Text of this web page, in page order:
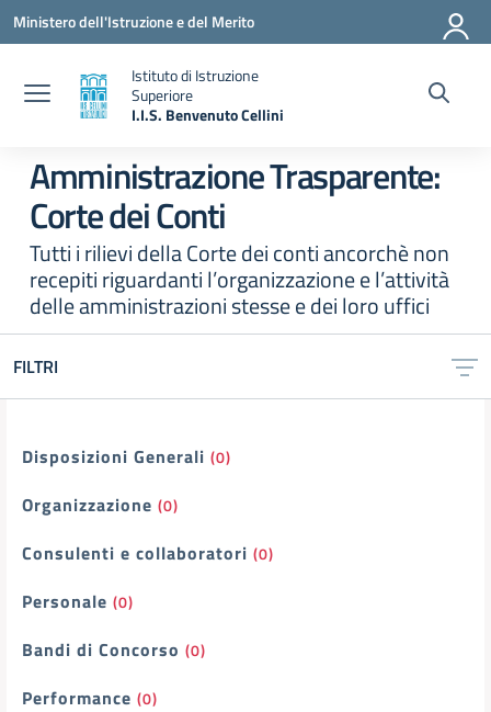
Vai ai contenuti
Vai al menu di navigazione
Vai al footer
Ministero dell'Istruzione e del Merito
Istituto di Istruzione
Superiore
I.I.S. Benvenuto Cellini
Amministrazione Trasparente:
Corte dei Conti
Tutti i rilievi della Corte dei conti ancorchè non
recepiti riguardanti l’organizzazione e l’attività
delle amministrazioni stesse e dei loro uffici
FILTRI
Filtri
Disposizioni Generali (0)
Organizzazione (0)
Consulenti e collaboratori (0)
Personale (0)
Bandi di Concorso (0)
Performance (0)